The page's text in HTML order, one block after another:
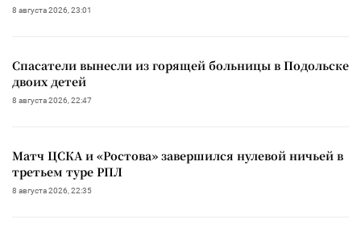
8 августа 2026, 23:01
Спасатели вынесли из горящей больницы в Подольске
двоих детей
8 августа 2026, 22:47
Матч ЦСКА и «Ростова» завершился нулевой ничьей в
третьем туре РПЛ
8 августа 2026, 22:35